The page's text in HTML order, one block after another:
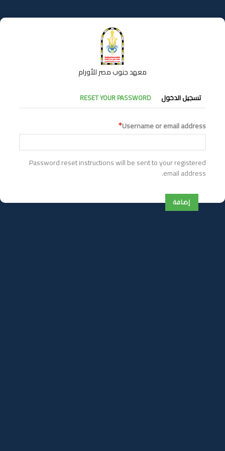
إلى
المحتوى
معهد جنوب مصر للأورام
التبويبات
الأساسية
تسجيل الدخول RESET YOUR PASSWORD
Username or email address
Password reset instructions will be sent to your registered
email address.